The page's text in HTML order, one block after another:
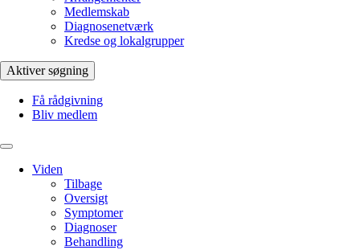
Medlemskab
Diagnosenetværk
Kredse og lokalgrupper
Aktiver søgning
Få rådgivning
Bliv medlem
Viden
Tilbage
Oversigt
Symptomer
Diagnoser
Behandling